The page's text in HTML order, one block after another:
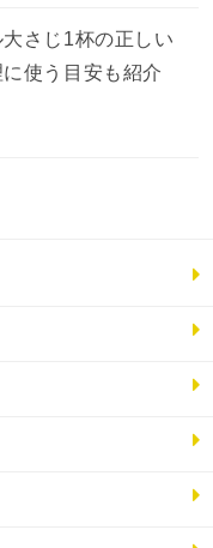
さじ1杯の正しい
使う目安も紹介